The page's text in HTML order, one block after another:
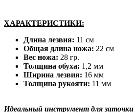
ХАРАКТЕРИСТИКИ:
Длина лезвия: 11 см
Общая длина ножа: 22 см
Вес ножа: 28 гр.
Толщина обуха: 1,2 мм
Ширина лезвия: 16 мм
Толщина рукояти: 11 мм
Идеальный инструмент для